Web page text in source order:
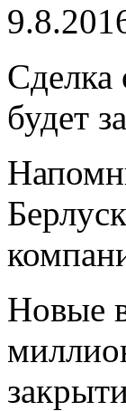
Сделка
будет
Новые